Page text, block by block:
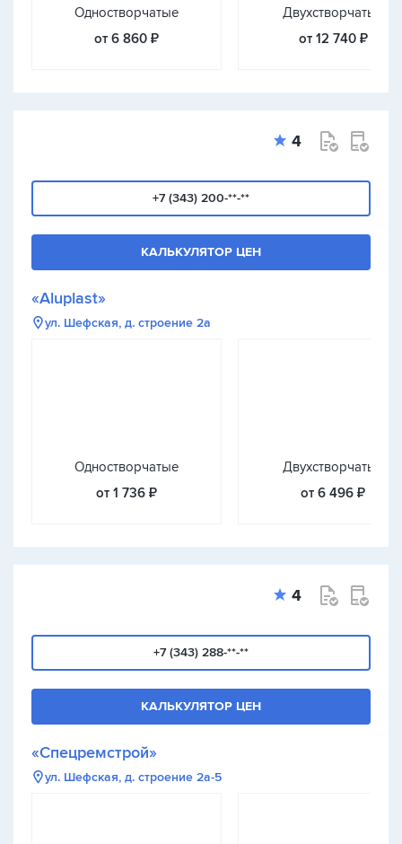
Одностворчатые
от 6 860 ₽
Двухстворчатые
от 12 740 ₽
4
+7 (343) 200-**-**
КАЛЬКУЛЯТОР ЦЕН
«Aluplast»
ул. Шефская, д. строение 2а
Одностворчатые
от 1 736 ₽
Двухстворчатые
от 6 496 ₽
4
+7 (343) 288-**-**
КАЛЬКУЛЯТОР ЦЕН
«Спецремстрой»
ул. Шефская, д. строение 2а-5